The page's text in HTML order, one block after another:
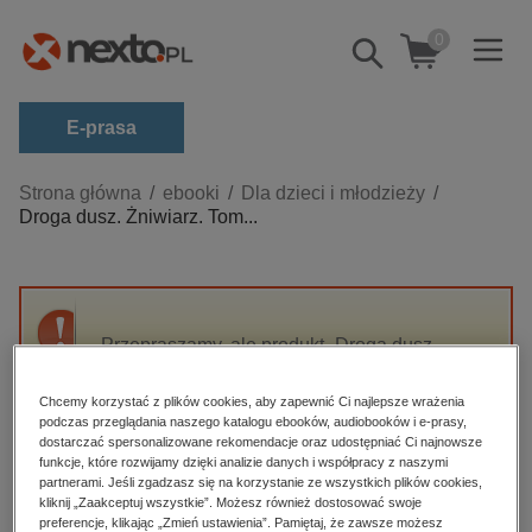
Pokaż/schowaj
wyszukiwarkę
0
E-prasa
Kategorie
Zobacz wszystkie E-prasa
budownictwo, aranżacja wnętrz
darmowe wydania
edukacja
hobby, sport, rozrywka
komputery, internet, technologie, informatyka
Strona główna ebooki
Dla dzieci i młodzieży
Droga dusz. Żniwiarz. Tom...
Przepraszamy, ale produkt „Droga dusz.
High-contrast mode
Polecane
Chcemy korzystać z plików cookies, aby zapewnić Ci najlepsze wrażenia
podczas przeglądania naszego katalogu ebooków, audiobooków i e-prasy,
dostarczać spersonalizowane rekomendacje oraz udostępniać Ci najnowsze
funkcje, które rozwijamy dzięki analizie danych i współpracy z naszymi
partnerami. Jeśli zgadzasz się na korzystanie ze wszystkich plików cookies,
kliknij „Zaakceptuj wszystkie”. Możesz również dostosować swoje
preferencje, klikając „Zmień ustawienia”. Pamiętaj, że zawsze możesz